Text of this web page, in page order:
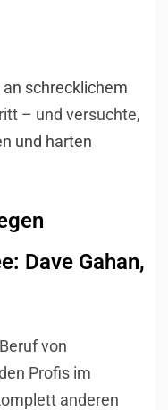
an schrecklichem
– und versuchte,
und harten
Dave Gahan,
von
Profis im
anderen